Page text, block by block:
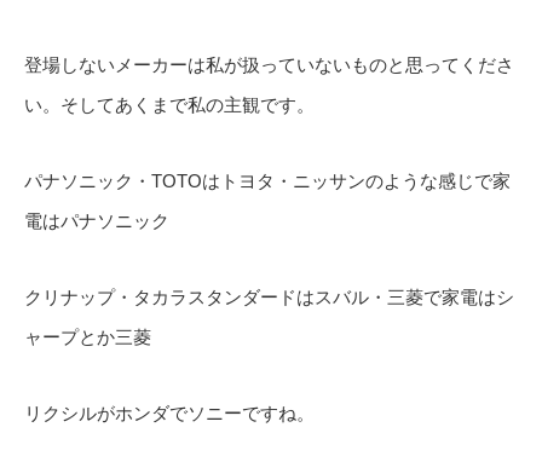
登場しないメーカーは私が扱っていないものと思ってくださ
い。そしてあくまで私の主観です。
パナソニック・TOTOはトヨタ・ニッサンのような感じで家
電はパナソニック
クリナップ・タカラスタンダードはスバル・三菱で家電はシ
ャープとか三菱
リクシルがホンダでソニーですね。